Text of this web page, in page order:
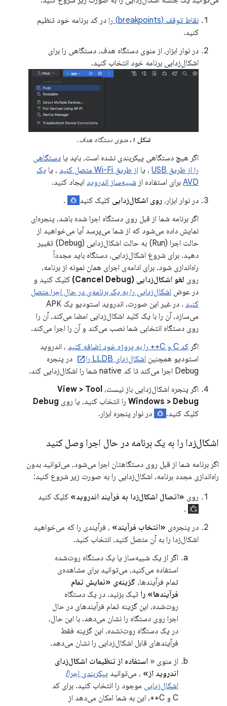
نقاط توقف (breakpoints) را
در کد برنامه خود تنظیم
کنید.
در نوار ابزار، از منوی دستگاه هدف، دستگاهی را برای
اشکال‌زدایی برنامه خود انتخاب کنید.
شکل ۱. منوی دستگاه هدف.
اگر هیچ دستگاهی پیکربندی نشده است، باید یا دستگاهی
را از طریق USB
، یا از طریق Wi-Fi متصل کنید ، یا یک
AVD برای استفاده از شبیه‌ساز اندروید ایجاد کنید.
در نوار ابزار، روی اشکال‌زدایی کلیک کنید
.
اگر برنامه شما از قبل روی دستگاه اجرا شده باشد، پنجره‌ای
نمایش داده می‌شود که از شما می‌پرسد آیا می‌خواهید از
حالت اجرا (Run) به حالت اشکال‌زدایی (Debug) تغییر
دهید. برای شروع اشکال‌زدایی، دستگاه باید مجدداً
راه‌اندازی شود. برای ادامه‌ی اجرای همان نمونه از برنامه،
روی لغو اشکال‌زدایی (Cancel Debug)
کلیک کنید و
در عوض اشکال‌زدایی را به یک برنامه‌ی در حال اجرا متصل
کنید
. در غیر این صورت، اندروید استودیو یک APK
می‌سازد، آن را با یک کلید اشکال‌زدایی امضا می‌کند، آن را
روی دستگاه انتخابی شما نصب می‌کند و آن را اجرا می‌کند.
اگر کد C و C++ را به پروژه خود اضافه کنید
، اندروید
استودیو همچنین اشکال‌زدای LLDB را
در پنجره
Debug اجرا می‌کند تا کد native شما را اشکال‌زدایی کند.
اگر پنجره اشکال‌زدایی باز نیست، View > Tool
Windows > Debug را انتخاب کنید، یا روی Debug
کلیک کنید.
در نوار پنجره ابزار.
اشکال‌زدا را به یک برنامه در حال اجرا وصل کنید
اگر برنامه شما از قبل روی دستگاهتان اجرا می‌شود، می‌توانید بدون
راه‌اندازی مجدد برنامه، اشکال‌زدایی را به صورت زیر شروع کنید:
روی «اتصال اشکال‌زدا به فرآیند اندروید» کلیک کنید
.
در پنجره‌ی «انتخاب فرآیند» ، فرآیندی را که می‌خواهید
اشکال‌زدا را به آن متصل کنید، انتخاب کنید.
اگر از یک شبیه‌ساز یا یک دستگاه روت‌شده
استفاده می‌کنید، می‌توانید برای مشاهده‌ی
تمام فرآیندها، گزینه‌ی «نمایش تمام
فرآیندها» را تیک بزنید. در یک دستگاه
روت‌شده، این گزینه تمام فرآیندهای در حال
اجرا روی دستگاه را نشان می‌دهد. با این حال،
در یک دستگاه روت‌نشده، این گزینه فقط
فرآیندهای قابل اشکال‌زدایی را نشان می‌دهد.
از منوی « استفاده از تنظیمات اشکال‌زدای
اندروید از» ، می‌توانید پیکربندی اجرا/
اشکال‌زدایی موجود را انتخاب کنید. برای کد
C و C++، این به شما امکان می‌دهد از